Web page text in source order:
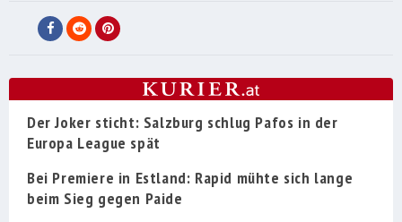
Der Joker sticht: Salzburg schlug Pafos in der
Europa League spät
Bei Premiere in Estland: Rapid mühte sich lange
beim Sieg gegen Paide